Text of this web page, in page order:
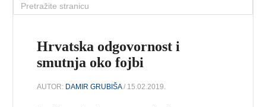
Hrvatska odgovornost i
smutnja oko fojbi
AUTOR: DAMIR GRUBIŠA/ 15.02.2019.